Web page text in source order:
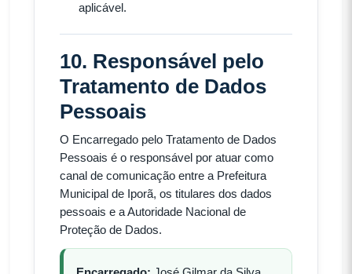
aplicável.
10. Responsável pelo
Tratamento de Dados
Pessoais
O Encarregado pelo Tratamento de Dados
Pessoais é o responsável por atuar como
canal de comunicação entre a Prefeitura
Municipal de Iporã, os titulares dos dados
pessoais e a Autoridade Nacional de
Proteção de Dados.